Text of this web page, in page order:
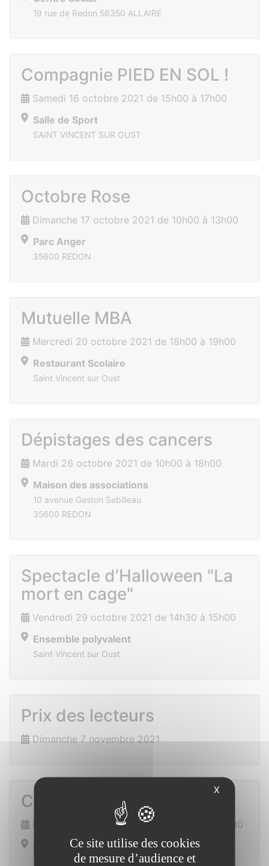
19 rue de Redon 56350 ALLAIRE
Compagnie PIED EN SOL !
Samedi 16 octobre 2021 de 15h00 à 17h00
Salle de Sport
SAINT VINCENT SUR OUST
Octobre Rose
Dimanche 17 octobre 2021 de 10h00 à 13h00
Parc Anger
35600 REDON
Mutuelle MBA
Mercredi 20 octobre 2021 de 18h00 à 19h00
Restaurant Scolaire
Saint Vincent sur Oust
Dépistages des cancers
Mardi 26 octobre 2021 de 10h00 à 18h00
Maison des associations
10 avenue Gaston Sebilleau
35600 REDON
Spectacle d’Halloween "La
mort en cage"
Vendredi 29 octobre 2021 de 14h30 à 15h00
Ensemble polyvalent
Saint Vincent sur Oust
Prix des lecteurs
Dimanche 7 novembre 2021
Cours de cuisine
Mercredi 17 novembre 2021 de 18h00 à 19h30
Ensemble polyvalent
X
Ce site utilise des cookies
de mesure d’audience et